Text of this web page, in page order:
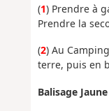
(1) Prendre à
Prendre la
(2) Au
terre, puis en
Balisage Jaune